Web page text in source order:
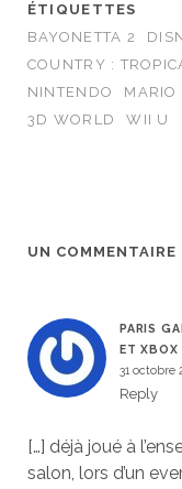
ÉTIQUETTES
BAYONETTA 2
COUNTRY :
NINTENDO
MARIO
3D WORLD
WII U
UN COMMENTAIRE
PARIS
ET XBOX
31 octobre
Reply
[…] déjà joué à
salon, lors d’un